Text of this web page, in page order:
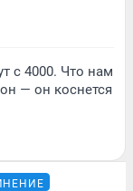
с 4000. Что нам
— он коснется